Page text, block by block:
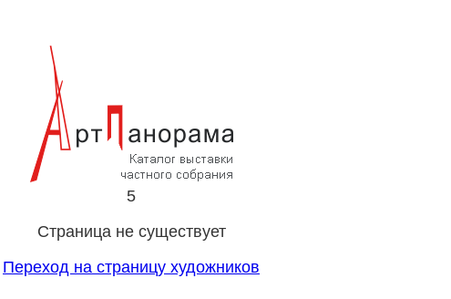
5
Страница не существует
Переход на страницу художников